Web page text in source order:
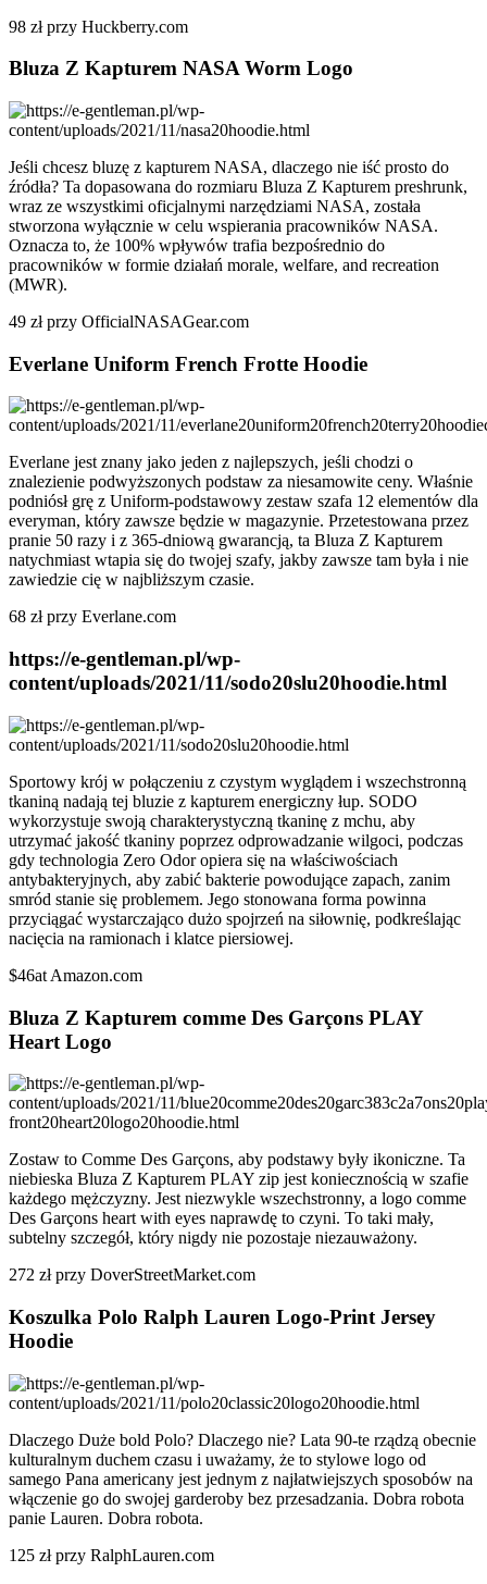
98 zł przy Huckberry.com
Bluza Z Kapturem NASA Worm Logo
Jeśli chcesz bluzę z kapturem NASA, dlaczego nie iść prosto do
źródła? Ta dopasowana do rozmiaru Bluza Z Kapturem preshrunk,
wraz ze wszystkimi oficjalnymi narzędziami NASA, została
stworzona wyłącznie w celu wspierania pracowników NASA.
Oznacza to, że 100% wpływów trafia bezpośrednio do
pracowników w formie działań morale, welfare, and recreation
(MWR).
49 zł przy OfficialNASAGear.com
Everlane Uniform French Frotte Hoodie
Everlane jest znany jako jeden z najlepszych, jeśli chodzi o
znalezienie podwyższonych podstaw za niesamowite ceny. Właśnie
podniósł grę z Uniform-podstawowy zestaw szafa 12 elementów dla
everyman, który zawsze będzie w magazynie. Przetestowana przez
pranie 50 razy i z 365-dniową gwarancją, ta Bluza Z Kapturem
natychmiast wtapia się do twojej szafy, jakby zawsze tam była i nie
zawiedzie cię w najbliższym czasie.
68 zł przy Everlane.com
https://e-gentleman.pl/wp-
content/uploads/2021/11/sodo20slu20hoodie.html
Sportowy krój w połączeniu z czystym wyglądem i wszechstronną
tkaniną nadają tej bluzie z kapturem energiczny łup. SODO
wykorzystuje swoją charakterystyczną tkaninę z mchu, aby
utrzymać jakość tkaniny poprzez odprowadzanie wilgoci, podczas
gdy technologia Zero Odor opiera się na właściwościach
antybakteryjnych, aby zabić bakterie powodujące zapach, zanim
smród stanie się problemem. Jego stonowana forma powinna
przyciągać wystarczająco dużo spojrzeń na siłownię, podkreślając
nacięcia na ramionach i klatce piersiowej.
$46at Amazon.com
Bluza Z Kapturem comme Des Garçons PLAY
Heart Logo
Zostaw to Comme Des Garçons, aby podstawy były ikoniczne. Ta
niebieska Bluza Z Kapturem PLAY zip jest koniecznością w szafie
każdego mężczyzny. Jest niezwykle wszechstronny, a logo comme
Des Garçons heart with eyes naprawdę to czyni. To taki mały,
subtelny szczegół, który nigdy nie pozostaje niezauważony.
272 zł przy DoverStreetMarket.com
Koszulka Polo Ralph Lauren Logo-Print Jersey
Hoodie
Dlaczego Duże bold Polo? Dlaczego nie? Lata 90-te rządzą obecnie
kulturalnym duchem czasu i uważamy, że to stylowe logo od
samego Pana americany jest jednym z najłatwiejszych sposobów na
włączenie go do swojej garderoby bez przesadzania. Dobra robota
panie Lauren. Dobra robota.
125 zł przy RalphLauren.com